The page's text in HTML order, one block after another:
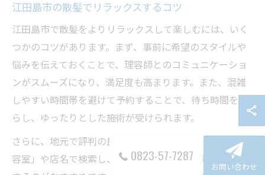
江田島市の散髪でリラックスするコツ
江田島市で散髪をよりリラックスして楽しむには、いく
つかのコツがあります。まず、事前に希望のスタイルや
悩みを伝えておくことで、理容師とのコミュニケーショ
ンがスムーズになり、満足度も高まります。また、混雑
しやすい時間帯を避けて予約することで、待ち時間を減
らし、ゆったりとした施術が受けられます。
さらに、地元で評判の良い床屋を選ぶ際は、「江田島 理
容室」や店名で検索し、レビューや利用者の声を参考に
0823-57-7287
お問い合わせ